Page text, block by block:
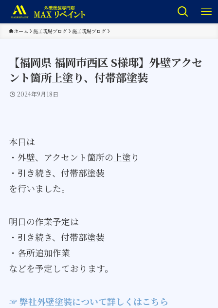
ホーム 施工現場ブログ 施工現場ブログ
【福岡県 福岡市西区 S様邸】外壁アクセ
ント箇所上塗り、付帯部塗装
2024年9月18日
本日は
・外壁、アクセント箇所の上塗り
・引き続き、付帯部塗装
を行いました。
明日の作業予定は
・引き続き、付帯部塗装
・各所追加作業
などを予定しております。
☞ 弊社外壁塗装について詳しくはこちら